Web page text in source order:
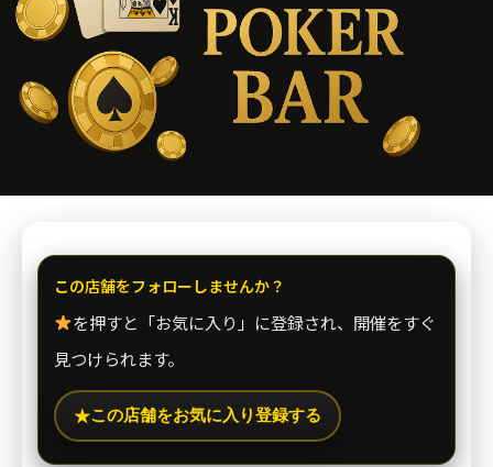
この店舗をフォローしませんか？
を押すと「お気に入り」に登録され、開催をすぐ
見つけられます。
★この店舗をお気に入り登録する